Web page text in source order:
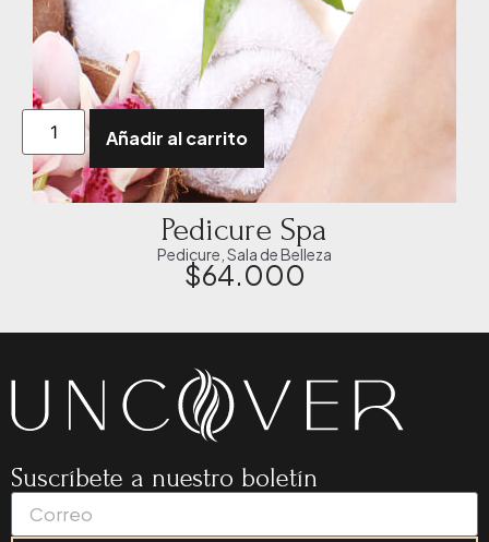
Añadir al carrito
Pedicure Spa
Pedicure Sala de Belleza
$64.000
Suscríbete a nuestro boletín